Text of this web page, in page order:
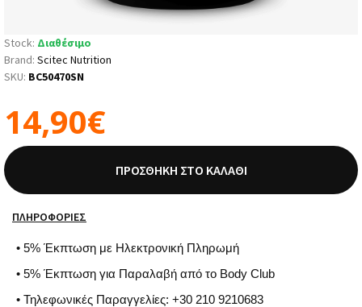
Stock: Διαθέσιμο
Brand: Scitec Nutrition
SKU: BC50470SN
14,90€
ΠΡΟΣΘΉΚΗ ΣΤΟ ΚΑΛΆΘΙ
ΠΛΗΡΟΦΟΡΊΕΣ
• 5% Έκπτωση με Ηλεκτρονική Πληρωμή
• 5% Έκπτωση για Παραλαβή από το Body Club
• Τηλεφωνικές Παραγγελίες: +30 210 9210683